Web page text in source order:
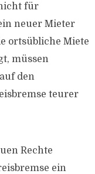
für
neuer Mieter
ortsübliche Miete
müssen
den
teurer
Rechte
ein